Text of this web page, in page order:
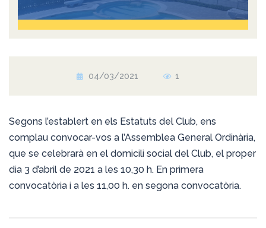
04/03/2021 1
Segons l’establert en els Estatuts del Club, ens
complau convocar-vos a l’Assemblea General Ordinària,
que se celebrarà en el domicili social del Club, el proper
dia 3 d’abril de 2021 a les 10,30 h. En primera
convocatòria i a les 11,00 h. en segona convocatòria.